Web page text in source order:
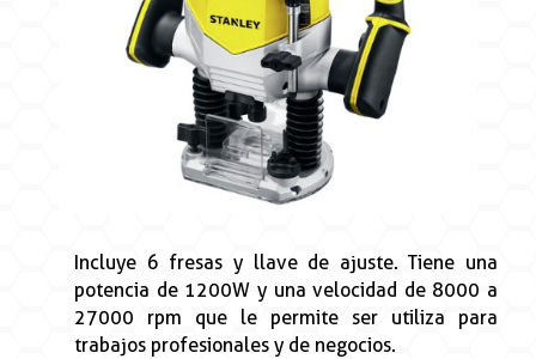
Incluye 6 fresas y llave de ajuste. Tiene una
potencia de 1200W y una velocidad de 8000 a
27000 rpm que le permite ser utiliza para
trabajos profesionales y de negocios.